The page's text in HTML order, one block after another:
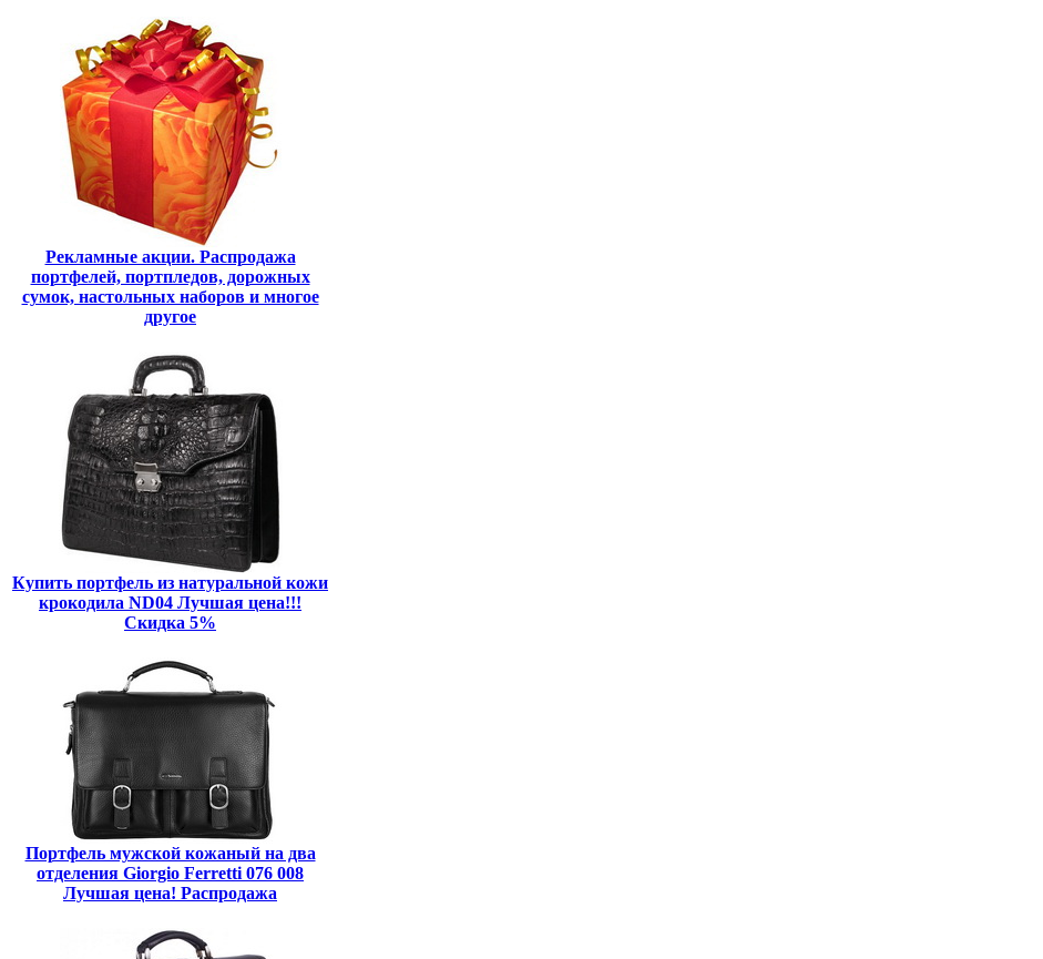
Рекламные акции. Распродажа
портфелей, портпледов, дорожных
сумок, настольных наборов и многое
другое
Купить портфель из натуральной кожи
крокодила ND04 Лучшая цена!!!
Скидка 5%
Портфель мужской кожаный на два
отделения Giorgio Ferretti 076 008
Лучшая цена! Распродажа